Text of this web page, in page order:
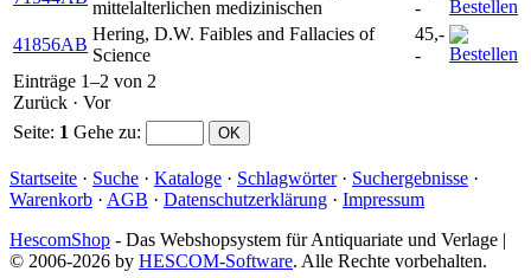
mittelalterlichen medizinischen
-
41856AB
Hering, D.W. Faibles and Fallacies of
Science
45,-
-
Einträge 1–2 von 2
Zurück · Vor
Seite: 1 Gehe zu:
Startseite · Suche · Kataloge · Schlagwörter· Suchergebnisse ·
Warenkorb · AGB · Datenschutzerklärung · Impressum
HescomShop - Das Webshopsystem für Antiquariate und Verlage |
© 2006-2026 by HESCOM-Software. Alle Rechte vorbehalten.